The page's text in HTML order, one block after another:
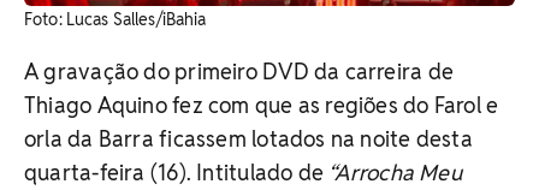
Foto: Lucas Salles/iBahia
A gravação do primeiro DVD da carreira de
Thiago Aquino fez com que as regiões do Farol e
orla da Barra ficassem lotados na noite desta
quarta-feira (16). Intitulado de “Arrocha Meu